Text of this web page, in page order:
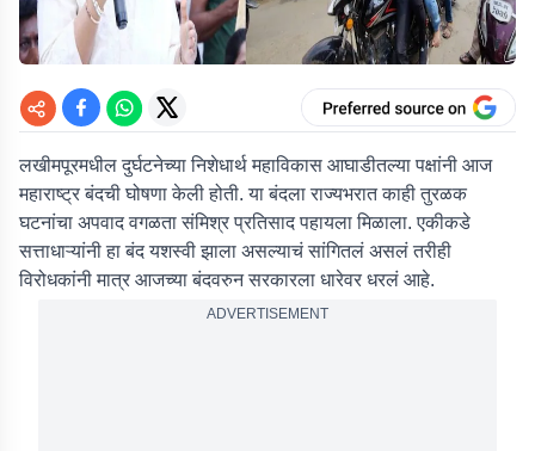
लखीमपूरमधील दुर्घटनेच्या निशेधार्थ महाविकास आघाडीतल्या पक्षांनी आज
महाराष्ट्र बंदची घोषणा केली होती. या बंदला राज्यभरात काही तुरळक
घटनांचा अपवाद वगळता संमिश्र प्रतिसाद पहायला मिळाला. एकीकडे
सत्ताधाऱ्यांनी हा बंद यशस्वी झाला असल्याचं सांगितलं असलं तरीही
विरोधकांनी मात्र आजच्या बंदवरुन सरकारला धारेवर धरलं आहे.
ADVERTISEMENT